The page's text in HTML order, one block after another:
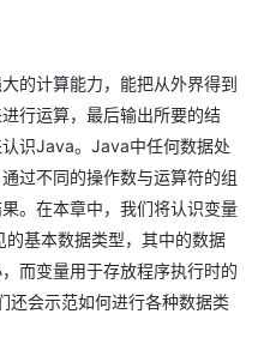
的计算能力，能把从外界得到
行运算，最后输出所要的结
识Java。Java中任何数据处
过不同的操作数与运算符的组
。在本章中，我们将认识变量
基本数据类型，其中的数据
而变量用于存放程序执行时的
还会示范如何进行各种数据类